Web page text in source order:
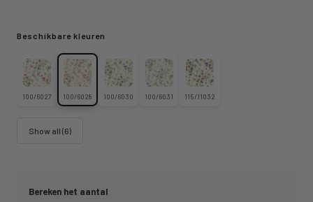
Bereken het aantal
Beschikbare kleuren
100/6027 100/6028 100/6030 100/6031 115/11032
Show all (6)